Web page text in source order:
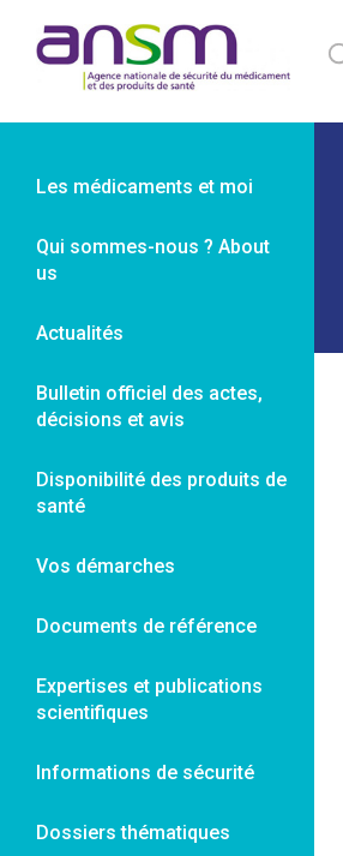
Les médicaments et moi
Qui sommes-nous ? About
us
Actualités
Bulletin officiel des actes,
décisions et avis
Disponibilité des produits de
santé
Vos démarches
Documents de référence
Expertises et publications
scientifiques
Informations de sécurité
Dossiers thématiques